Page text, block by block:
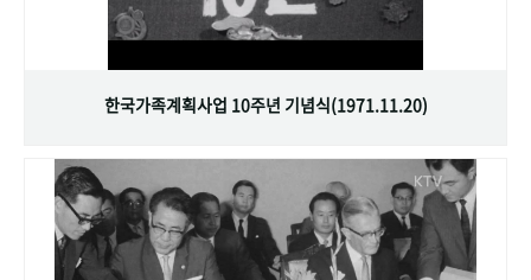
한국가족계획사업 10주년 기념식(1971.11.20)